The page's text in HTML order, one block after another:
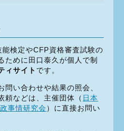
検定やCFP資格審査試験の
ために田口泰久が個人で制
ィサイト です。
問い合わせや結果の照会、
頼などは、主催団体（ 日本
事情研究会 ）に直接お問い